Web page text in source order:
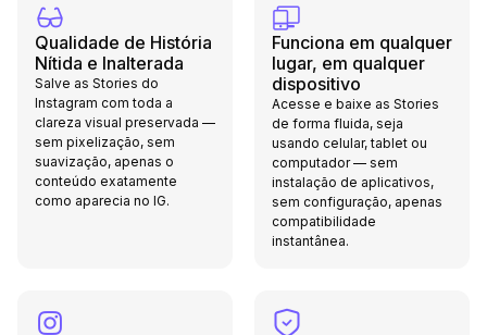
Qualidade de História
Nítida e Inalterada
Salve as Stories do
Instagram com toda a
clareza visual preservada —
sem pixelização, sem
suavização, apenas o
conteúdo exatamente
como aparecia no IG.
Funciona em qualquer
lugar, em qualquer
dispositivo
Acesse e baixe as Stories
de forma fluida, seja
usando celular, tablet ou
computador — sem
instalação de aplicativos,
sem configuração, apenas
compatibilidade
instantânea.